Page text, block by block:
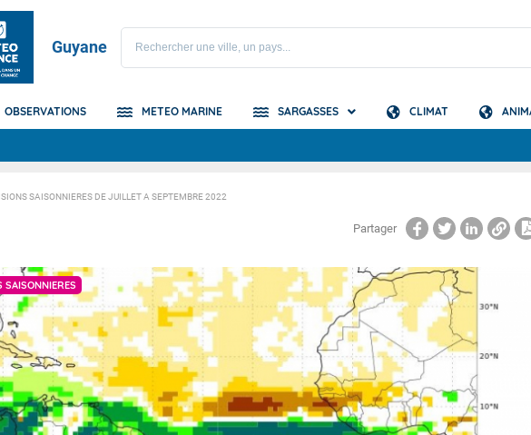
Guyane
Prévisions
TOUS LES RÉSULTATS
OBSERVATIONS METEO MARINE SARGASSES CLIMAT
SAISONNIERES DE JUILLET A SEPTEMBRE 2022
Partager
SAISONNIERES
Du nouveau pour le bulletin de prévision
des échouements de sargasses de
Guyane !